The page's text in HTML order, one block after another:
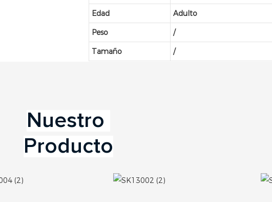
Edad Adulto
Peso /
Tamaño /
Producto